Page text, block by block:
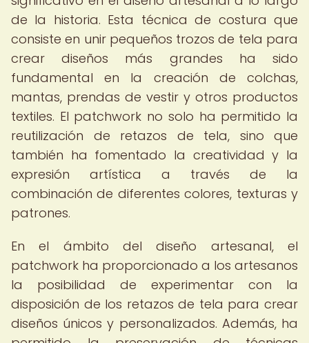
de la historia. Esta técnica de costura que
consiste en unir pequeños trozos de tela para
crear diseños más grandes ha sido
fundamental en la creación de colchas,
mantas, prendas de vestir y otros productos
textiles. El patchwork no solo ha permitido la
reutilización de retazos de tela, sino que
también ha fomentado la creatividad y la
expresión artística a través de la
combinación de diferentes colores, texturas y
patrones.
En el ámbito del diseño artesanal, el
patchwork ha proporcionado a los artesanos
la posibilidad de experimentar con la
disposición de los retazos de tela para crear
diseños únicos y personalizados. Además, ha